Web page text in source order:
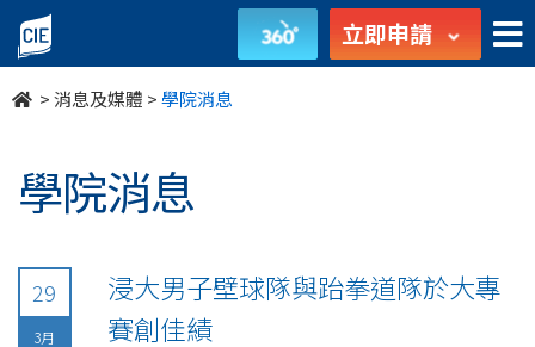
undefined 立即申請
>消息及媒體 >學院消息
學院消息
29
3月
浸大男子壁球隊與跆拳道隊於大專
賽創佳績